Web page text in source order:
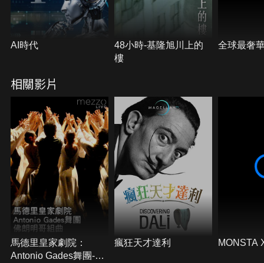
AI時代
48小時-基隆旭川上的
樓
全球最奢
相關影片
馬德里皇家劇院：
Antonio Gades舞團-佛
瘋狂天才達利 MONSTA